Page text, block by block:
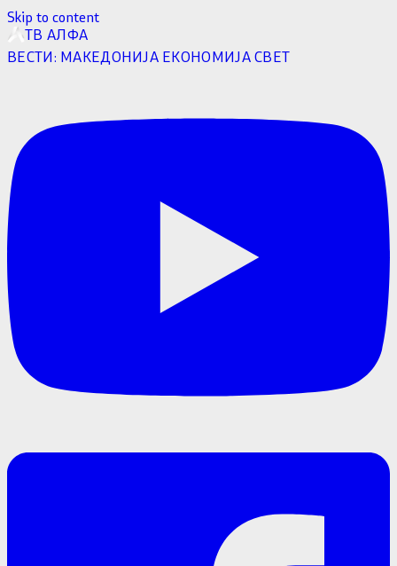
Skip to content
ТВ АЛФА
ВЕСТИ: МАКЕДОНИЈА ЕКОНОМИЈАСВЕТ